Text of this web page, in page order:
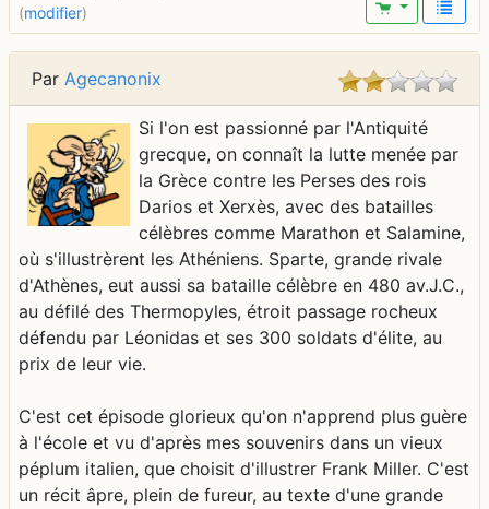
(modifier)
Par Agecanonix
Si l'on est passionné par l'Antiquité
grecque, on connaît la lutte menée par
la Grèce contre les Perses des rois
Darios et Xerxès, avec des batailles
célèbres comme Marathon et Salamine,
où s'illustrèrent les Athéniens. Sparte, grande rivale
d'Athènes, eut aussi sa bataille célèbre en 480 av.J.C.,
au défilé des Thermopyles, étroit passage rocheux
défendu par Léonidas et ses 300 soldats d'élite, au
prix de leur vie.
C'est cet épisode glorieux qu'on n'apprend plus guère
à l'école et vu d'après mes souvenirs dans un vieux
péplum italien, que choisit d'illustrer Frank Miller. C'est
un récit âpre, plein de fureur, au texte d'une grande